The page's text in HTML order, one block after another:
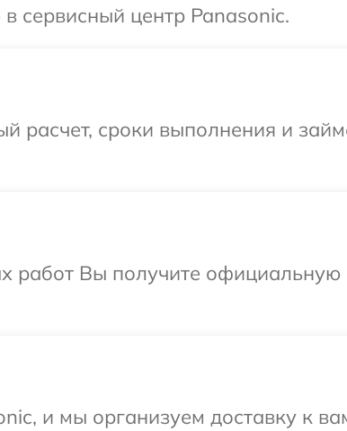
сервисный центр Panasonic.
расчет, сроки выполнения и
работ Вы получите официальную
и мы организуем доставку к